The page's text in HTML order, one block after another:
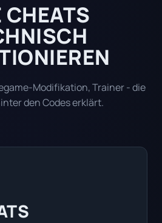
CHEATS
Modifikation, Trainer - die
den Codes erklärt.